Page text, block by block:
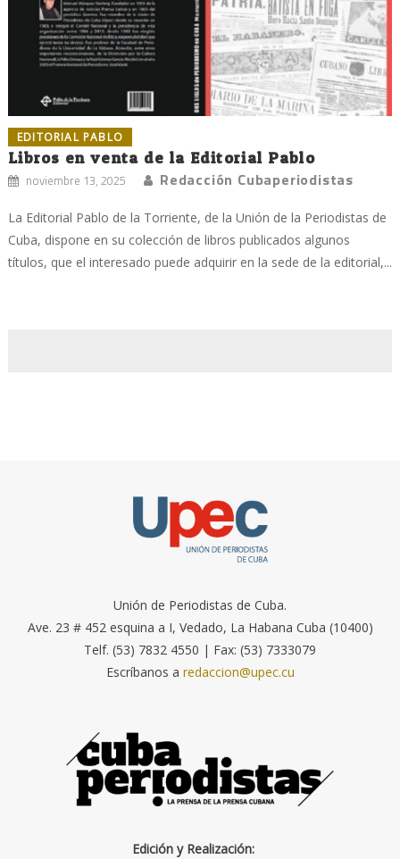
EDITORIAL PABLO
Libros en venta de la Editorial Pablo
noviembre 13, 2025 Redacción Cubaperiodistas
La Editorial Pablo de la Torriente, de la Unión de la Periodistas de
Cuba, dispone en su colección de libros publicados algunos
títulos, que el interesado puede adquirir en la sede de la editorial,...
Unión de Periodistas de Cuba.
Ave. 23 # 452 esquina a I, Vedado, La Habana Cuba (10400)
Telf. (53) 7832 4550 | Fax: (53) 7333079
Escríbanos a redaccion@upec.cu
Edición y Realización: